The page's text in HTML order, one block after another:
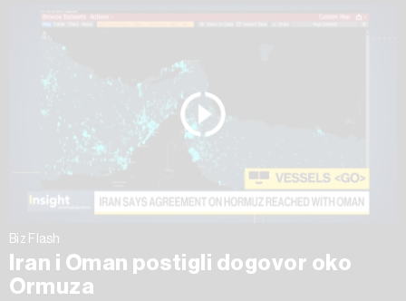
Biz Flash
Iran i Oman postigli dogovor oko
Ormuza